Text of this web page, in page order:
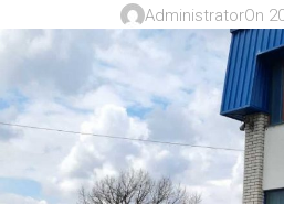
AdministratorOn